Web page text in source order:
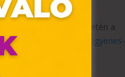
vizsgálat esetén a
hu/akciok/ingyenes-